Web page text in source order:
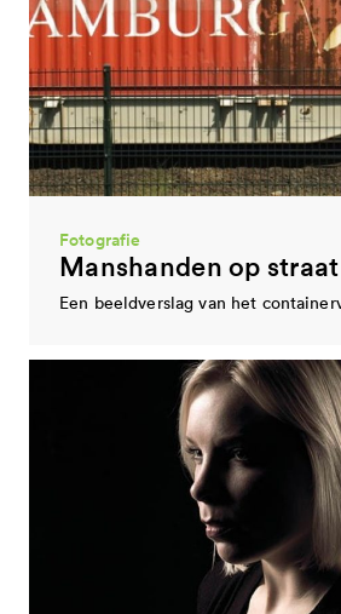
Stedelijk cultuurhistorisch museum
Eindhoven Museum
Presentatie-instelling hybride kunst
Theater
Carte Blanche
Fotografie